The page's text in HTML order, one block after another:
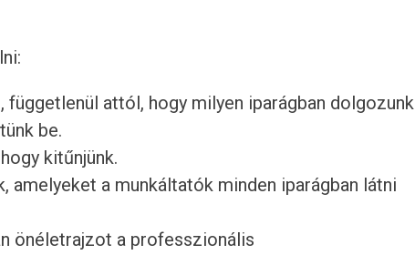
, függetlenül attól, hogy milyen iparágban dolgozunk
be.
kitűnjünk.
amelyeket a munkáltatók minden iparágban látni
önéletrajzot a professzionális